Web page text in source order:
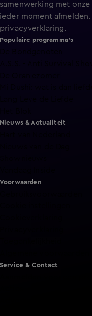
samenwerking met
ieder moment
privacyverklaring.
Populaire programma's
Nieuws & Actualiteit
Voorwaarden
Service & Contact